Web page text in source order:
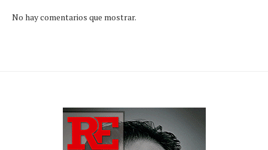
No hay comentarios que mostrar.